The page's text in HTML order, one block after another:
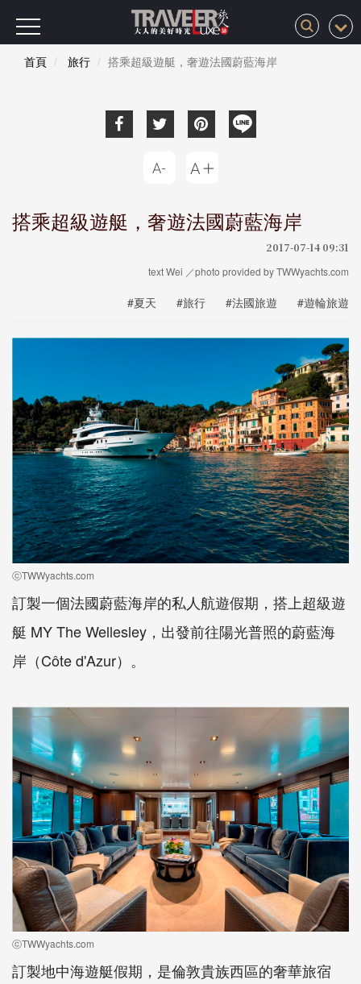
首頁 旅行 搭乘超級遊艇，奢遊法國蔚藍海岸
搭乘超級遊艇，奢遊法國蔚藍海岸
2017-07-14 09:31
text Wei ／photo provided by TWWyachts.com
#夏天 #旅行 #法國旅遊 #遊輪旅遊
ⓒTWWyachts.com
訂製一個法國蔚藍海岸的私人航遊假期，搭上超級遊
艇 MY The Wellesley，出發前往陽光普照的蔚藍海
岸（Côte d'Azur）。
ⓒTWWyachts.com
訂製地中海遊艇假期，是倫敦貴族西區的奢華旅宿